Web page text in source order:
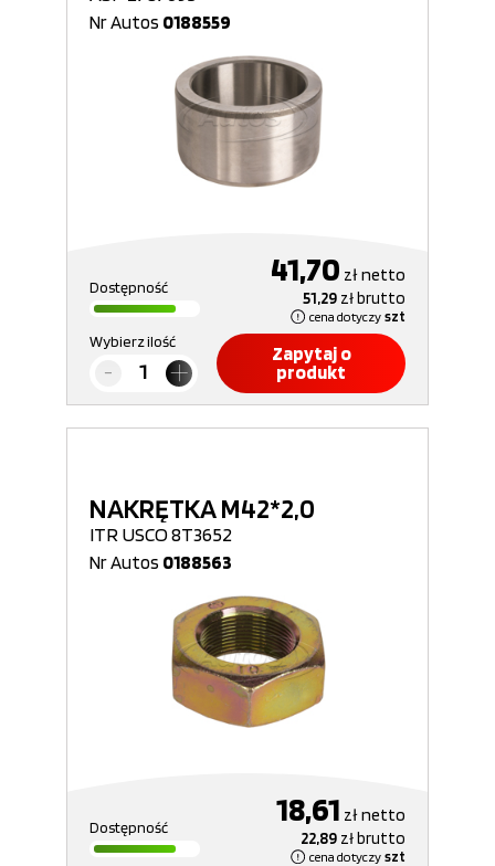
Nr Autos 0188559
Dostępność 41,70 złnetto
51,29 złbrutto
cena dotyczy szt
Wybierz ilość
Zapytaj o
produkt
NAKRĘTKA M42*2,0
ITR USCO 8T3652
Nr Autos 0188563
Dostępność 18,61 złnetto
22,89 złbrutto
cena dotyczy szt